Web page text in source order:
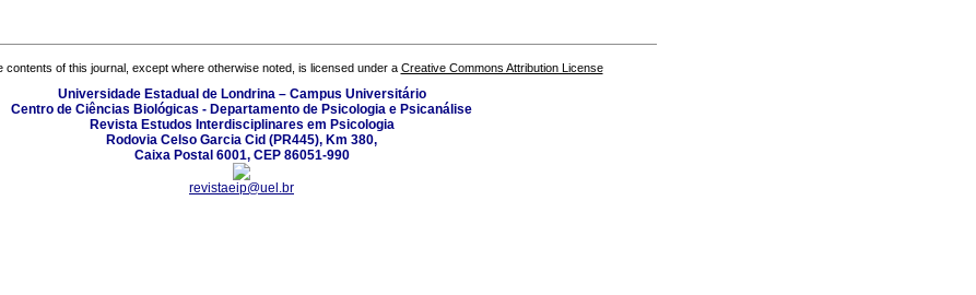
contents of this journal, except where otherwise noted, is licensed under a Creative Commons Attribution License
Universidade Estadual de Londrina – Campus Universitário
Centro de Ciências Biológicas - Departamento de Psicologia e Psicanálise
Revista Estudos Interdisciplinares em Psicologia
Rodovia Celso Garcia Cid (PR445), Km 380,
Caixa Postal 6001, CEP 86051-990
revistaeip@uel.br